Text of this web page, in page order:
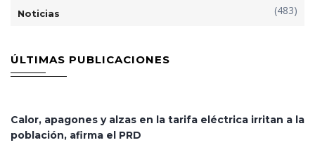
Noticias (483)
ÚLTIMAS PUBLICACIONES
Calor, apagones y alzas en la tarifa eléctrica irritan a la
población, afirma el PRD